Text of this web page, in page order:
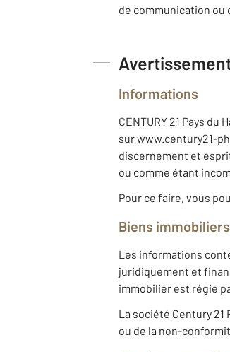
de communication
Informations
CENTURY 21 Pays
sur www.century21-
discernement et
ou comme étant
Pour ce faire, vous
Biens immobiliers
Les informations
juridiquement et
immobilier est régie
La société Century
ou de la non-